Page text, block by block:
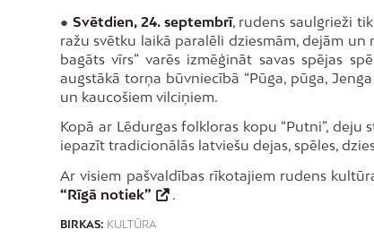
●Svētdien, 24. septembrī, rudens saulgrieži
ražu svētku laikā paralēli dziesmām, dejām un
bagāts vīrs” varēs izmēģināt savas spējas
augstākā torņa būvniecībā “Pūga, pūga,
un kaucošiem vilciņiem.
Kopā ar Lēdurgas folkloras kopu “Putni”, deju
iepazīt tradicionālās latviešu dejas, spēles,
Ar visiem pašvaldības rīkotajiem rudens
“Rīgā notiek”
.
BIRKAS: KULTŪRA